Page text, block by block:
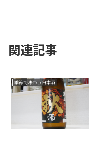
関連記事
季節で味わう日本酒